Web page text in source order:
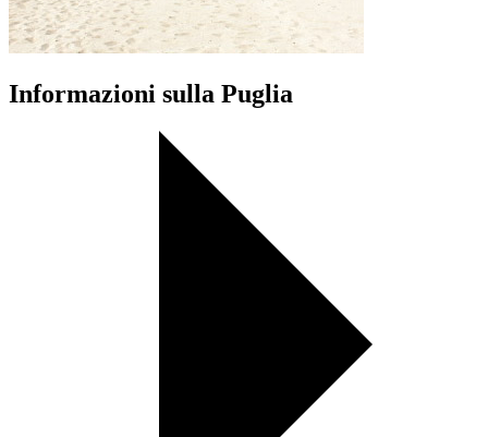
Informazioni sulla Puglia